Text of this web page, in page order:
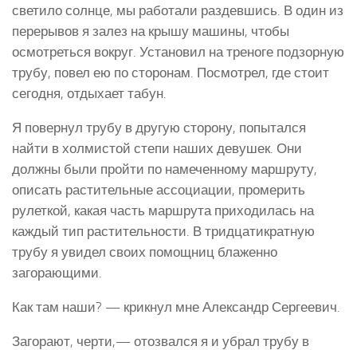
светило солнце, мы работали раздевшись. В один из
перерывов я залез на крышу машины, чтобы
осмотреться вокруг. Установил на треноге подзорную
трубу, повел ею по сторонам. Посмотрел, где стоит
сегодня, отдыхает табун.
Я повернул трубу в другую сторону, попытался
найти в холмистой степи наших девушек. Они
должны были пройти по намеченному маршруту,
описать растительные ассоциации, промерить
рулеткой, какая часть маршрута приходилась на
каждый тип растительности. В тридцатикратную
трубу я увидел своих помощниц блаженно
загорающими.
Как там наши? — крикнул мне Александр Сергеевич.
Загорают, черти,— отозвался я и убрал трубу в